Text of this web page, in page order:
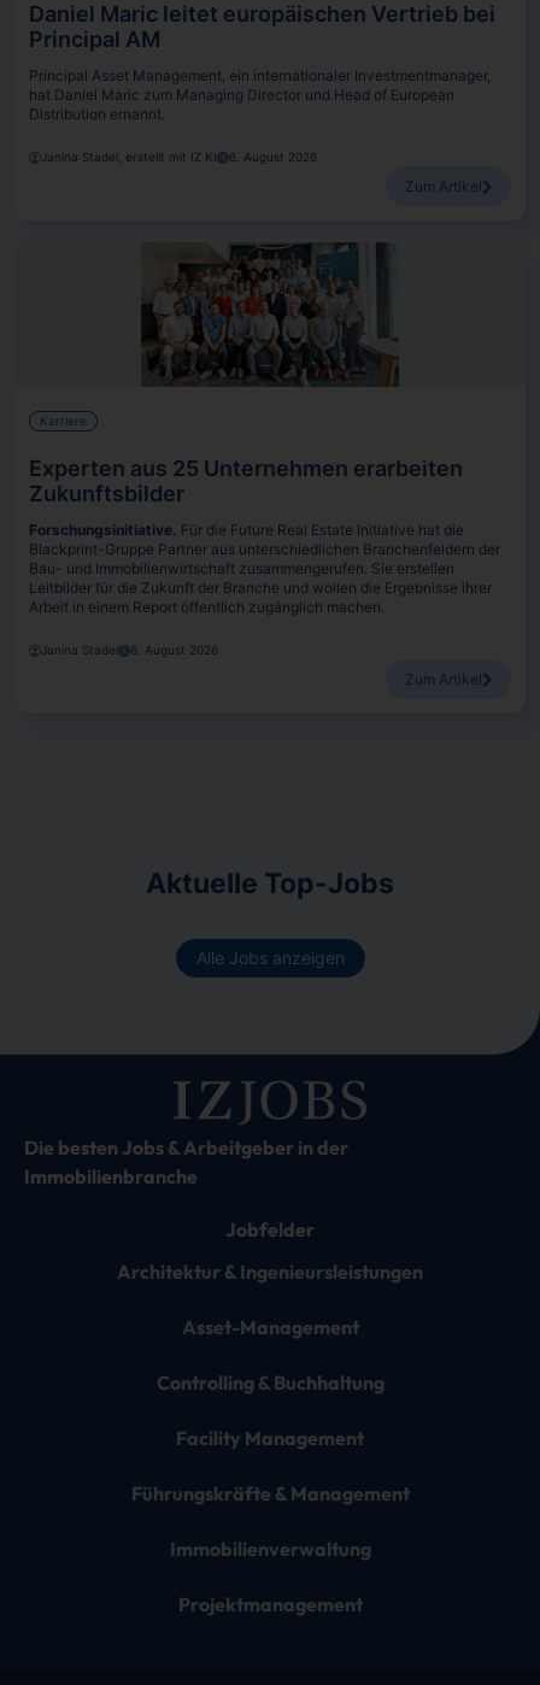
Daniel Maric leitet europäischen Vertrieb bei
Principal AM
Principal Asset Management, ein internationaler Investmentmanager,
hat Daniel Maric zum Managing Director und Head of European
Distribution ernannt.
Janina Stadel, erstellt mit IZ KI 6. August 2026
Zum Artikel
Karriere
Experten aus 25 Unternehmen erarbeiten
Zukunftsbilder
Forschungsinitiative. Für die Future Real Estate Initiative hat die
Blackprint-Gruppe Partner aus unterschiedlichen Branchenfeldern der
Bau- und Immobilienwirtschaft zusammengerufen. Sie erstellen
Leitbilder für die Zukunft der Branche und wollen die Ergebnisse ihrer
Arbeit in einem Report öffentlich zugänglich machen.
Janina Stadel 6. August 2026
Zum Artikel
Aktuelle Top-Jobs
Alle Jobs anzeigen
Die besten Jobs & Arbeitgeber in der
Immobilienbranche
Jobfelder
Architektur & Ingenieursleistungen
Asset-Management
Controlling & Buchhaltung
Facility Management
Führungskräfte & Management
Immobilienverwaltung
Projektmanagement